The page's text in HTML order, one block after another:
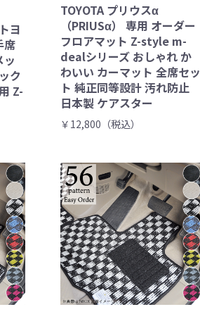
ヨ
席
ッ
ク
Z-
TOYOTA プリウスα
（PRIUSα） 専用 オーダー
フロアマット Z-style m-
dealシリーズ おしゃれ か
わいい カーマット 全席セッ
ト 純正同等設計 汚れ防止
日本製 ケアスター
￥12,800（税込）